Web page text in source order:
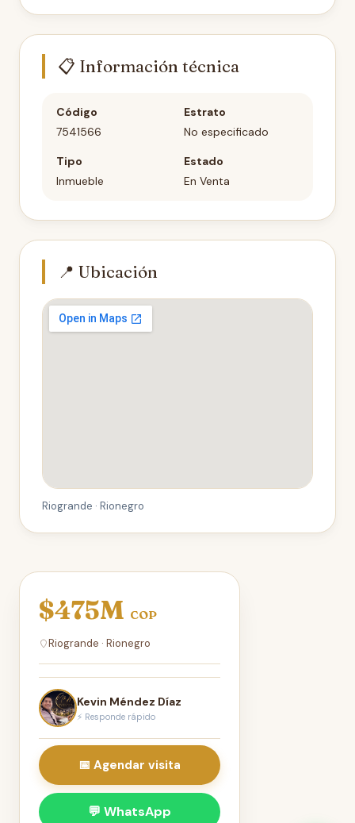
📋 Información técnica
Código
7541566
Estrato
No especificado
Tipo
Inmueble
Estado
En Venta
📍 Ubicación
Riogrande · Rionegro
$475M COP
Riogrande · Rionegro
Kevin Méndez Díaz
⚡ Responde rápido
📅 Agendar visita
💬 WhatsApp